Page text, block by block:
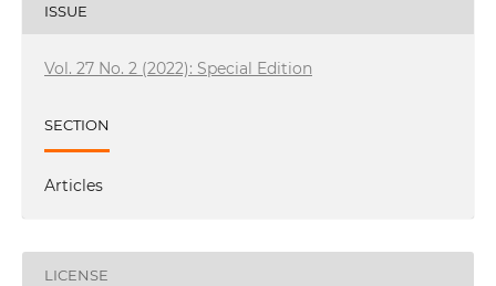
ISSUE
Vol. 27 No. 2 (2022): Special Edition
SECTION
Articles
LICENSE